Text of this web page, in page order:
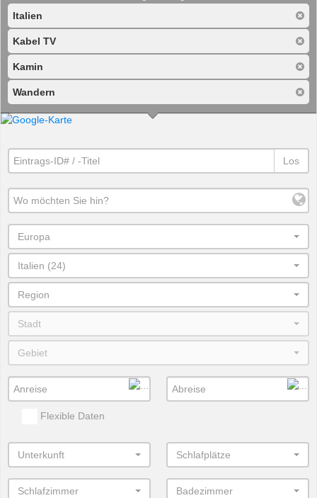
Italien
Kabel TV
Kamin
Wandern
Los
Europa
Italien (24)
Region
Stadt
Gebiet
Flexible Daten
Unterkunft Schlafplätze
Schlafzimmer Badezimmer